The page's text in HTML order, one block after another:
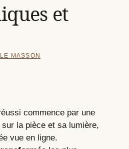
et
MASSON
commence par une
la pièce et sa lumière,
vue en ligne.